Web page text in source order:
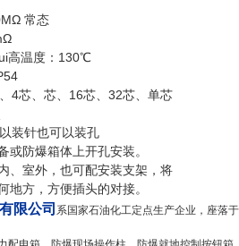
常态
高温度：130℃
4芯、芯、16芯、32芯、单芯
装针也可以装孔
或防爆箱体上开孔安装。
、室外，也可配安装支架，将
地方，方便插头的对接。
限公司 系国家石油化工定点生产企业，座落